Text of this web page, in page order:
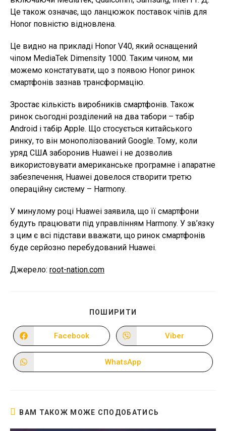
Це також означає, що ланцюжок поставок чіпів для
Honor повністю відновлена.
Це видно на прикладі Honor V40, який оснащений
чіпом MediaTek Dimensity 1000. Таким чином, ми
можемо констатувати, що з появою Honor ринок
смартфонів зазнав трансформацію.
Зростає кількість виробників смартфонів. Також
ринок сьогодні розділений на два табори – табір
Android і табір Apple. Що стосується китайського
ринку, то він монополізований Google. Тому, коли
уряд США заборонив Huawei і не дозволив
використовувати американське програмне і апаратне
забезпечення, Huawei довелося створити третю
операційну систему – Harmony.
У минулому році Huawei заявила, що її смартфони
будуть працювати під управлінням Harmony. У зв’язку
з цим є всі підстави вважати, що ринок смартфонів
буде серйозно перебудований Huawei.
Джерело: root-nation.com
ПОШИРИТИ
ВМІСТОМ
Відкрити
в
новому
Facebook
Відкрити
в
новому
Viber
Відкрити
в
WhatsApp
ВАМ ТАКОЖ МОЖЕ СПОДОБАТИСЬ